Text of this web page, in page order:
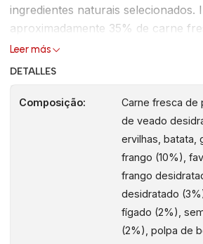
ingredientes naturais selecionados.
aproximadamente 35% de carne
cereais, ideal para cães com o
assim como para os cães que
ou alergias ao grão. As suas
digerir e de alto valor biológico
Uma receita que contém 70% de
derivados da carne. Além do mais,
verduras, frutas e plantas como as
as algas marinhas, a romã, o
e extrato de alecrim. A romã e o
Leer más
DETALLES
Composição:
Carne fresca de
de veado
ervilhas, batata,
frango (10%),
frango
desidratado
fígado (2%),
(2%), polpa de